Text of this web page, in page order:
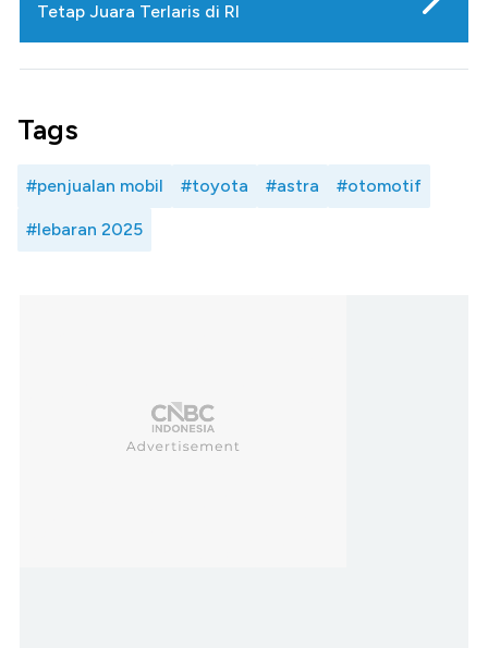
Tetap Juara Terlaris di RI
Tags
#penjualan mobil #toyota #astra #otomotif
#lebaran 2025